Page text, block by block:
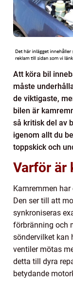
Att köra bil
måste
de viktigaste,
bilen är
så kritisk del av
igenom allt du
toppskick och
Varför är
Kamremmen
Den ser till att
synkroniseras
förbränning och
söndervilket kan
ventiler mötas
detta till dyra
betydande